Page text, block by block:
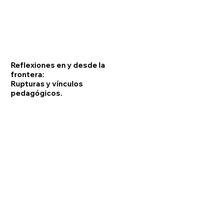
Reflexiones en y desde la
frontera:
Rupturas y vínculos
pedagógicos.